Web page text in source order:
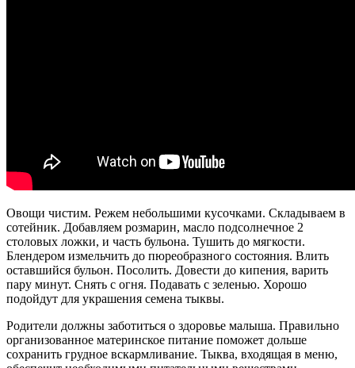
Овощи чистим. Режем небольшими кусочками. Складываем в
сотейник. Добавляем розмарин, масло подсолнечное 2
столовых ложки, и часть бульона. Тушить до мягкости.
Блендером измельчить до пюреобразного состояния. Влить
оставшийся бульон. Посолить. Довести до кипения, варить
пару минут. Снять с огня. Подавать с зеленью. Хорошо
подойдут для украшения семена тыквы.
Родители должны заботиться о здоровье малыша. Правильно
организованное материнское питание поможет дольше
сохранить грудное вскармливание. Тыква, входящая в меню,